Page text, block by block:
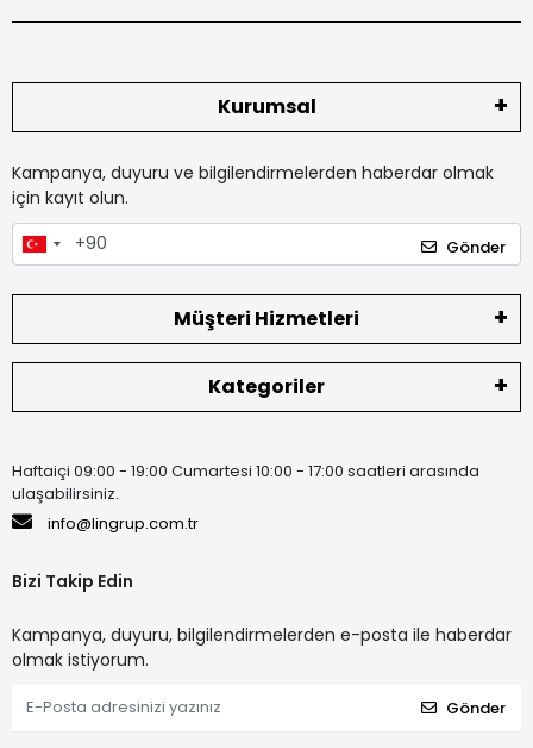
Kurumsal
Kampanya, duyuru ve bilgilendirmelerden haberdar olmak
için kayıt olun.
Gönder
Müşteri Hizmetleri
Kategoriler
Haftaiçi 09:00 - 19:00 Cumartesi 10:00 - 17:00 saatleri arasında
ulaşabilirsiniz.
info@lingrup.com.tr
Bizi Takip Edin
Kampanya, duyuru, bilgilendirmelerden e-posta ile haberdar
olmak istiyorum.
Gönder